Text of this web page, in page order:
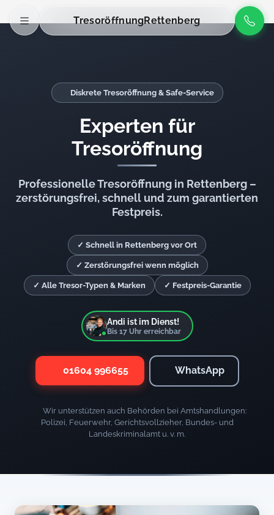
TresoröffnungRettenberg
Diskrete Tresoröffnung & Safe-Service
Experten für
Tresoröffnung
Professionelle Tresoröffnung in Rettenberg –
zerstörungsfrei, schnell und zum garantierten
Festpreis.
✓ Schnell in Rettenberg vor Ort
✓ Zerstörungsfrei wenn möglich
✓ Alle Tresor-Typen & Marken ✓ Festpreis-Garantie
Andi ist im Dienst!
Bis 17Uhr erreichbar
01604 996655 WhatsApp
Wir unterstützen auch Behörden bei Amtshandlungen:
Polizei, Feuerwehr, Gerichtsvollzieher, Bundes- und
Landeskriminalamt u. v. m.